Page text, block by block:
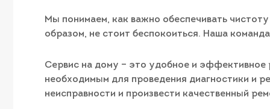
Мы понимаем, как важно обеспечивать
образом, не стоит беспокоиться. Наша
Сервис на дому – это удобное и эффективное
необходимым для проведения диагностики и
неисправности и произвести качественный